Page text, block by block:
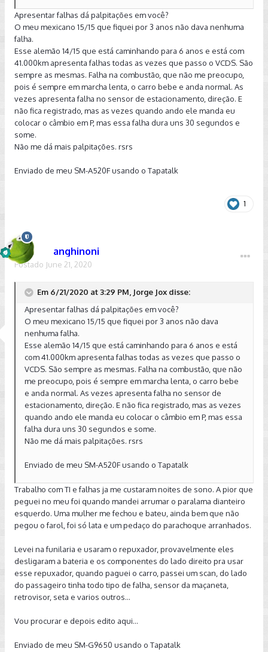
Apresentar falhas dá palpitações em você?
O meu mexicano 15/15 que fiquei por 3 anos não dava nenhuma
falha.
Esse alemão 14/15 que está caminhando para 6 anos e está com
41.000km apresenta falhas todas as vezes que passo o VCDS. São
sempre as mesmas. Falha na combustão, que não me preocupo,
pois é sempre em marcha lenta, o carro bebe e anda normal. As
vezes apresenta falha no sensor de estacionamento, direção. E
não fica registrado, mas as vezes quando ando ele manda eu
colocar o câmbio em P, mas essa falha dura uns 30 segundos e
some.
Não me dá mais palpitações. rsrs
Enviado de meu SM-A520F usando o Tapatalk
1
anghinoni
Postado June 21, 2020
Em 6/21/2020 at 3:29 PM, Jorge Jox disse:
Apresentar falhas dá palpitações em você?
O meu mexicano 15/15 que fiquei por 3 anos não dava
nenhuma falha.
Esse alemão 14/15 que está caminhando para 6 anos e está
com 41.000km apresenta falhas todas as vezes que passo o
VCDS. São sempre as mesmas. Falha na combustão, que não
me preocupo, pois é sempre em marcha lenta, o carro bebe
e anda normal. As vezes apresenta falha no sensor de
estacionamento, direção. E não fica registrado, mas as vezes
quando ando ele manda eu colocar o câmbio em P, mas essa
falha dura uns 30 segundos e some.
Não me dá mais palpitações. rsrs
Enviado de meu SM-A520F usando o Tapatalk
Trabalho com TI e falhas ja me custaram noites de sono. A pior que
peguei no meu foi quando mandei arrumar o paralama dianteiro
esquerdo. Uma mulher me fechou e bateu, ainda bem que não
pegou o farol, foi só lata e um pedaço do parachoque arranhados.
Levei na funilaria e usaram o repuxador, provavelmente eles
desligaram a bateria e os componentes do lado direito pra usar
esse repuxador, quando paguei o carro, passei um scan, do lado
do passageiro tinha todo tipo de falha, sensor da maçaneta,
retrovisor, seta e varios outros...
Vou procurar e depois edito aqui...
Enviado de meu SM-G9650 usando o Tapatalk